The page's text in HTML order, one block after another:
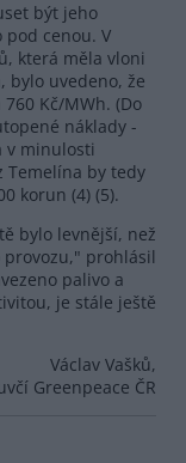
být jeho
cenou. V
která měla vloni
uvedeno, že
Kč/MWh. (Do
náklady -
v minulosti
Temelína by tedy
korun (4) (5).
bylo levnější, než
prohlásil
palivo a
je stále ještě
Václav Vašků,
Greenpeace ČR